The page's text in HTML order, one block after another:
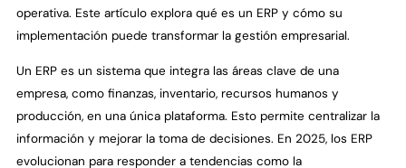
operativa. Este artículo explora qué es un ERP y cómo su
implementación puede transformar la gestión empresarial.
Un ERP es un sistema que integra las áreas clave de una
empresa, como finanzas, inventario, recursos humanos y
producción, en una única plataforma. Esto permite centralizar la
información y mejorar la toma de decisiones. En 2025, los ERP
evolucionan para responder a tendencias como la